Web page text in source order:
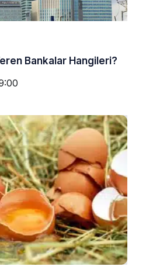
Bankalar Hangileri?